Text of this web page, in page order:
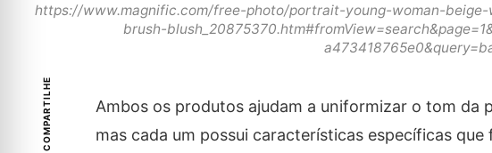
https://www.magnific.com/free-photo/portrait-young-woman-
brush-
COMPARTILHE
Ambos os produtos ajudam a uniformizar o tom da
mas cada um possui características específicas